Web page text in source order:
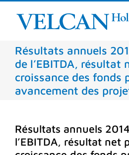
Skip
content
Résultats annuels
de l’EBITDA, résultat
croissance des fonds
avancement des
Résultats annuels
l’EBITDA, résultat net